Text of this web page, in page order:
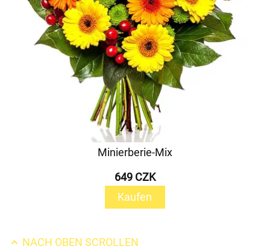
Minierberie-Mix
649 CZK
Kaufen
NACH OBEN SCROLLEN